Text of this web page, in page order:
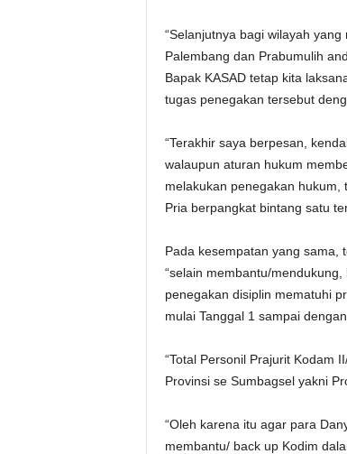
“Selanjutnya bagi wilayah
Palembang dan Prabumulih
Bapak KASAD tetap kita
tugas penegakan tersebut
“Terakhir saya berpesan,
walaupun aturan hukum
melakukan penegakan hukum,
Pria berpangkat bintang satu
Pada kesempatan yang sama,
“selain membantu/
penegakan disiplin mematuhi
mulai Tanggal 1 sampai
“Total Personil Prajurit Kodam
Provinsi se Sumbagsel yakni
“Oleh karena itu agar para
membantu/ back up Kodim